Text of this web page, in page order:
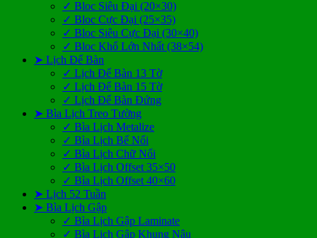
✓ Bloc Siêu Đại (20×30)
✓ Bloc Cực Đại (25×35)
✓ Bloc Siêu Cực Đại (30×40)
✓ Bloc Khổ Lớn Nhất (38×54)
➤ Lịch Để Bàn
✓ Lịch Để Bàn 13 Tờ
✓ Lịch Để Bàn 15 Tờ
✓ Lịch Để Bàn Đứng
➤ Bìa Lịch Treo Tường
✓ Bìa Lịch Metalize
✓ Bìa Lịch Bế Nổi
✓ Bìa Lịch Chữ Nổi
✓ Bìa Lịch Offset 35×50
✓ Bìa Lịch Offset 40×60
➤ Lịch 52 Tuần
➤ Bìa Lịch Gập
✓ Bìa Lịch Gập Laminate
✓ Bìa Lịch Gập Khung Nâu